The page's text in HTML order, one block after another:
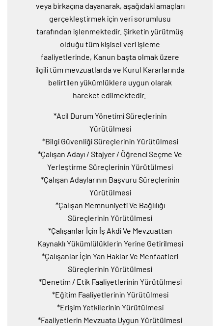
veya birkaçına dayanarak, aşağıdaki amaçları
gerçekleştirmek için veri sorumlusu
tarafından işlenmektedir. Şirketin yürütmüş
olduğu tüm kişisel veri işleme
faaliyetlerinde, Kanun başta olmak üzere
ilgili tüm mevzuatlarda ve Kurul Kararlarında
belirtilen yükümlüklere uygun olarak
hareket edilmektedir.
*Acil Durum Yönetimi Süreçlerinin
Yürütülmesi
*Bilgi Güvenliği Süreçlerinin Yürütülmesi
*Çalışan Adayı / Stajyer / Öğrenci Seçme Ve
Yerleştirme Süreçlerinin Yürütülmesi
*Çalışan Adaylarının Başvuru Süreçlerinin
Yürütülmesi
*Çalışan Memnuniyeti Ve Bağlılığı
Süreçlerinin Yürütülmesi
*Çalışanlar İçin İş Akdi Ve Mevzuattan
Kaynaklı Yükümlülüklerin Yerine Getirilmesi
*Çalışanlar İçin Yan Haklar Ve Menfaatleri
Süreçlerinin Yürütülmesi
*Denetim / Etik Faaliyetlerinin Yürütülmesi
*Eğitim Faaliyetlerinin Yürütülmesi
*Erişim Yetkilerinin Yürütülmesi
*Faaliyetlerin Mevzuata Uygun Yürütülmesi